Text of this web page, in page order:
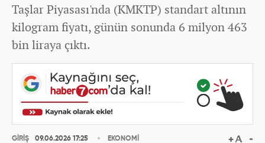
Taşlar Piyasası'nda (KMKTP) standart altının
kilogram fiyatı, günün sonunda 6 milyon 463
bin liraya çıktı.
GİRİŞ
09.06.2026 17:25
EKONOMİ